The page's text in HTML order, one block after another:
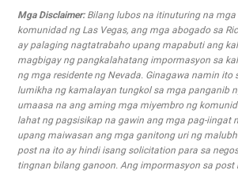
Mga Disclaimer:Bilang lubos na itinuturing na mga
komunidad ng Las Vegas, ang mga abogado sa
ay palaging nagtatrabaho upang mapabuti ang
magbigay ng pangkalahatang impormasyon sa
ng mga residente ng Nevada. Ginagawa namin ito
lumikha ng kamalayan tungkol sa mga panganib
umaasa na ang aming mga miyembro ng
lahat ng pagsisikap na gawin ang mga pag-iingat
upang maiwasan ang mga ganitong uri ng
post na ito ay hindi isang solicitation para sa
tingnan bilang ganoon. Ang impormasyon sa post